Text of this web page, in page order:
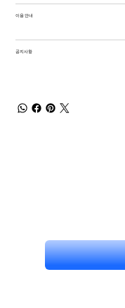
이용 안내
공지사항